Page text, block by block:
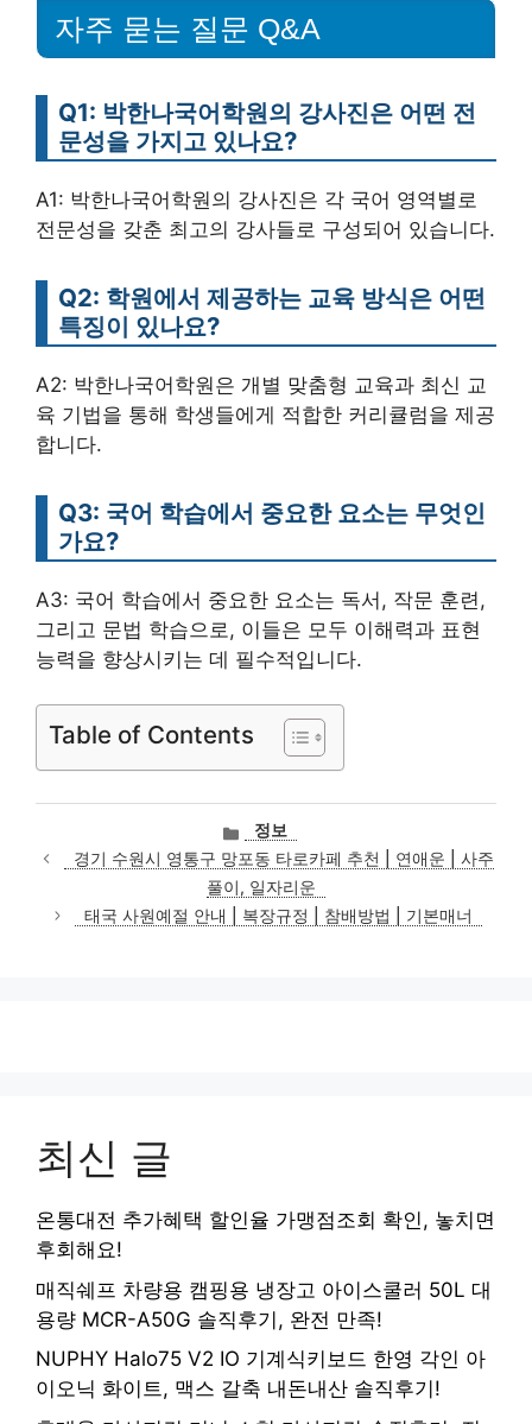
자주 묻는 질문 Q&A
Q1: 박한나국어학원의 강사진은 어떤 전
문성을 가지고 있나요?
A1: 박한나국어학원의 강사진은 각 국어 영역별로
전문성을 갖춘 최고의 강사들로 구성되어 있습니다.
Q2: 학원에서 제공하는 교육 방식은 어떤
특징이 있나요?
A2: 박한나국어학원은 개별 맞춤형 교육과 최신 교
육 기법을 통해 학생들에게 적합한 커리큘럼을 제공
합니다.
Q3: 국어 학습에서 중요한 요소는 무엇인
가요?
A3: 국어 학습에서 중요한 요소는 독서, 작문 훈련,
그리고 문법 학습으로, 이들은 모두 이해력과 표현
능력을 향상시키는 데 필수적입니다.
Table of Contents
카
테
고
리
정보
경기 수원시 영통구 망포동 타로카페 추천 | 연애운 | 사주
풀이, 일자리운
태국 사원예절 안내 | 복장규정 | 참배방법 | 기본매너
최신 글
온통대전 추가혜택 할인율 가맹점조회 확인, 놓치면
후회해요!
매직쉐프 차량용 캠핑용 냉장고 아이스쿨러 50L 대
용량 MCR-A50G 솔직후기, 완전 만족!
NUPHY Halo75 V2 IO 기계식키보드 한영 각인 아
이오닉 화이트, 맥스 갈축 내돈내산 솔직후기!